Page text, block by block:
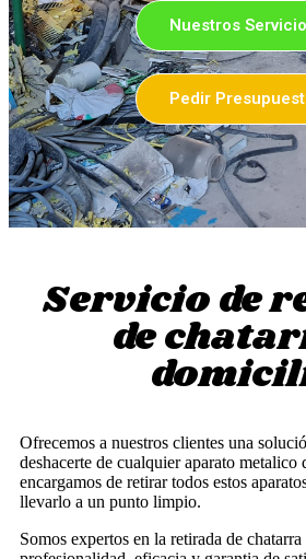
Nuestros
Pedir
Servicio de
de
Ofrecemos a nuestros clientes una
deshacerte de cualquier aparato metalico
encargamos de retirar todos estos
llevarlo a un punto limpio.
Somos expertos en la retirada de